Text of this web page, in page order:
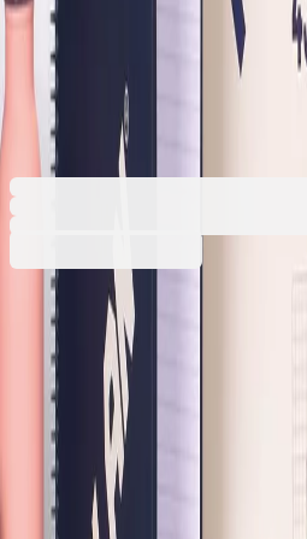
корица, със
листа, тъмносиня
1570140388
Баркод: 8411574106227
4,68 €
9,15 лв.
Купи
Цвят на предната корица
Бежов
Зелен
Розов
Тъмносин
Промоцията е валидна от
4,68 €9,15 лв.
6,74 €